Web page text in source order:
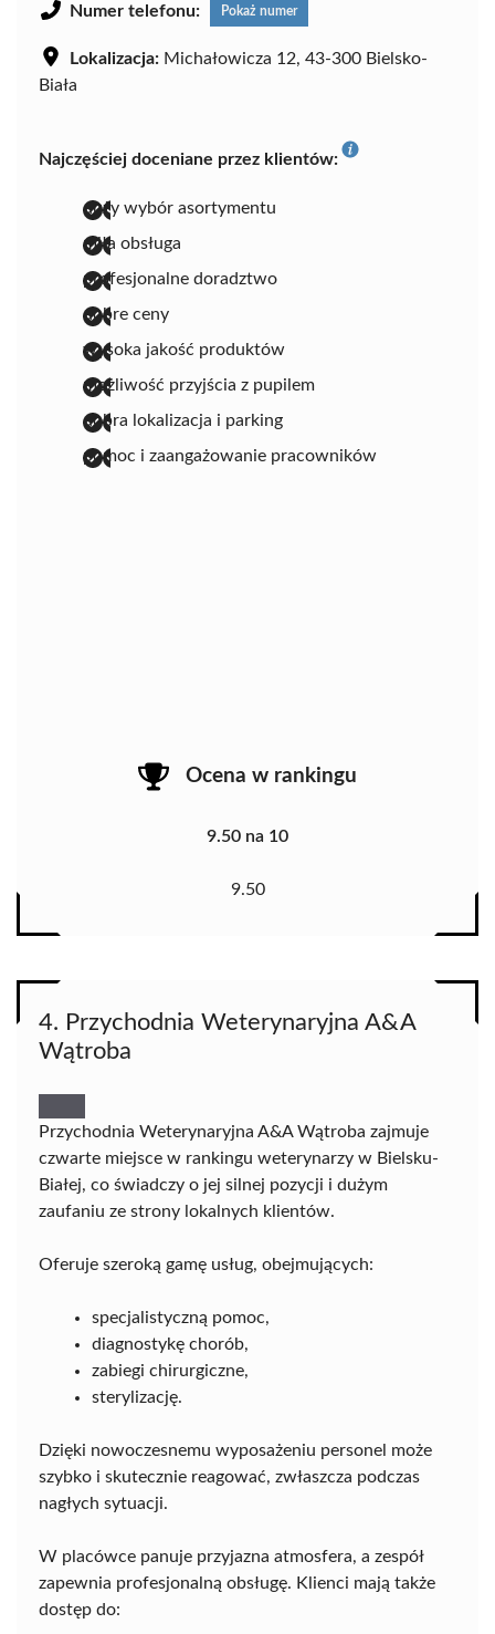
Numer telefonu: Pokaż numer
Lokalizacja: Michałowicza 12, 43-300 Bielsko-
Biała
Najczęściej doceniane przez klientów:
duży wybór asortymentu
miła obsługa
profesjonalne doradztwo
dobre ceny
wysoka jakość produktów
możliwość przyjścia z pupilem
dobra lokalizacja i parking
pomoc i zaangażowanie pracowników
Ocena w rankingu
9.50 na 10
9.50
4. Przychodnia Weterynaryjna A&A
Wątroba
Przychodnia Weterynaryjna A&A Wątroba zajmuje
czwarte miejsce w rankingu weterynarzy w Bielsku-
Białej, co świadczy o jej silnej pozycji i dużym
zaufaniu ze strony lokalnych klientów.
Oferuje szeroką gamę usług, obejmujących:
specjalistyczną pomoc,
diagnostykę chorób,
zabiegi chirurgiczne,
sterylizację.
Dzięki nowoczesnemu wyposażeniu personel może
szybko i skutecznie reagować, zwłaszcza podczas
nagłych sytuacji.
W placówce panuje przyjazna atmosfera, a zespół
zapewnia profesjonalną obsługę. Klienci mają także
dostęp do: